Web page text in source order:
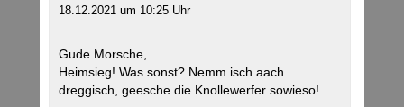
18.12.2021 um 10:25 Uhr
Gude Morsche,
Heimsieg! Was sonst? Nemm isch aach
dreggisch, geesche die Knollewerfer sowieso!